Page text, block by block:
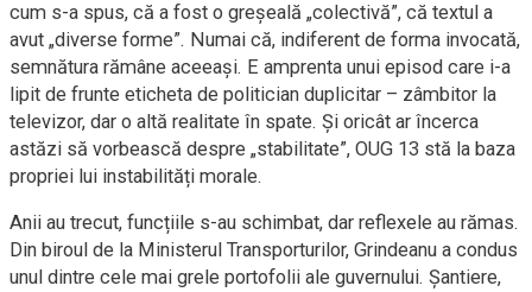
cum s-a spus, că a fost o greșeală „colectivă”, că textul a
avut „diverse forme”. Numai că, indiferent de forma invocată,
semnătura rămâne aceeași. E amprenta unui episod care i-a
lipit de frunte eticheta de politician duplicitar – zâmbitor la
televizor, dar o altă realitate în spate. Și oricât ar încerca
astăzi să vorbească despre „stabilitate”, OUG 13 stă la baza
propriei lui instabilități morale.
Anii au trecut, funcțiile s-au schimbat, dar reflexele au rămas.
Din biroul de la Ministerul Transporturilor, Grindeanu a condus
unul dintre cele mai grele portofolii ale guvernului. Șantiere,